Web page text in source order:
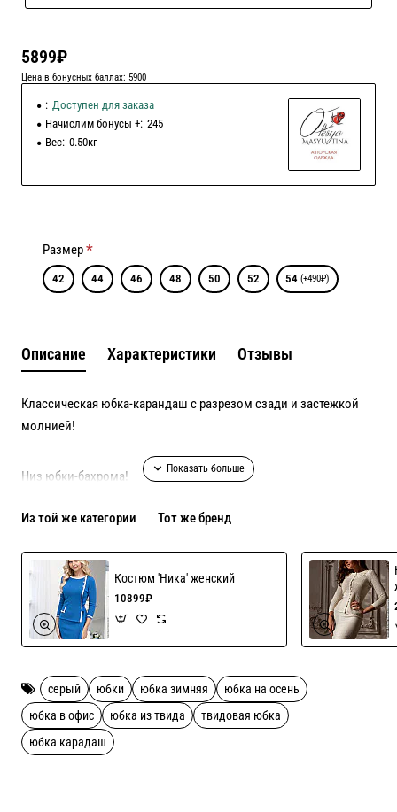
5899₽
Цена в бонусных баллах: 5900
: Доступен для заказа
Начислим бонусы +: 245
Вес: 0.50кг
Размер
42 44 46 48 50 52 54 (+490₽)
Описание Характеристики Отзывы
Классическая юбка-карандаш с разрезом сзади и застежкой
молнией!
Низ юбки-бахрома!
Сшита из плотной осенне-зимней твидовой ткани, на
подкладке!
В наличии стандартные размеры 42-52, индивидуального
пошива в данной модели нет!
Из той же категории Тот же бренд
Костюм 'Ника' женский
10899₽
серый юбки юбка зимняя
юбка на осень
юбка в офис
юбка из твида
твидовая юбка
юбка карадаш